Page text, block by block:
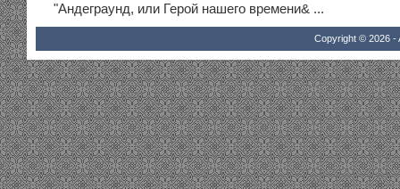
"Андеграунд, или Герой нашего времени& ...
Copyright © 2026 -